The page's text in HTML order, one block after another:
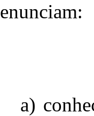
enunciam:
a)